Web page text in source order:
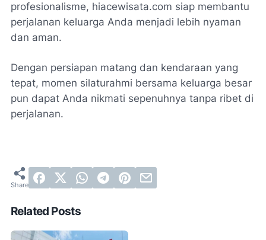
profesionalisme, hiacewisata.com siap membantu
perjalanan keluarga Anda menjadi lebih nyaman
dan aman.
Dengan persiapan matang dan kendaraan yang
tepat, momen silaturahmi bersama keluarga besar
pun dapat Anda nikmati sepenuhnya tanpa ribet di
perjalanan.
Related Posts